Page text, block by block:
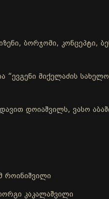
ბორჯომი, კონცეპტი,
“ევგენი მიქელაძის
დოიაშვილს, ვასო
როინიშვილი
კაკალაშვილი